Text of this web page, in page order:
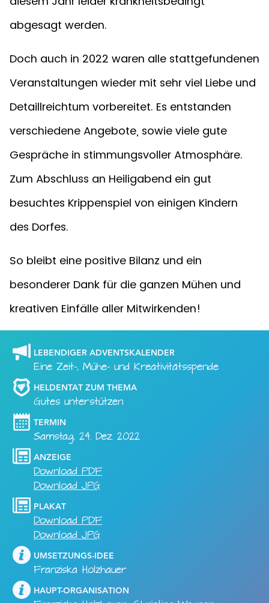
abgesagt werden.
Doch auch in 2022 waren alle stattgefundenen
Veranstaltungen wieder mit sehr viel Liebe und
Detaillreichtum vorbereitet. Es entstanden
verschiedene Angebote, sowie viele gute
Gespräche in stimmungsvoller Atmosphäre.
Zum Abschluss an Heiligabend ein gut
besuchtes Krippenspiel von einigen Kindern
des Dorfes.
So bleibt eine positive Bilanz und ein
besonderer Dank für die ganzen Mühen und
kreativen Einfälle aller Mitwirkenden!
LEBENDIGER ADVENTSKALENDER
Eine Zeit-, Mühe- und Kreativitätsspende
HELDENTAT ZUM THEMA
Gutes unterstützen
TERMIN
Samstag, 24. Dez. 2022
ANZEIGE
Download PDF
Download JPG
PLAKAT
Download PDF
Download JPG
UMSETZUNGS-IDEE
Franziska Holzhauer
HAUPT-ORGANISATION